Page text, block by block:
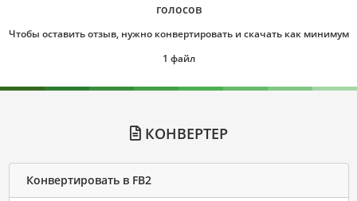
голосов
Чтобы оставить отзыв, нужно конвертировать и скачать как минимум
1 файл
КОНВЕРТЕР
Конвертировать в FB2